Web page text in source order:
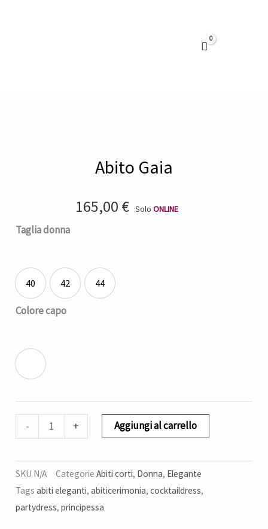
Abito Gaia
165,00 € Solo ONLINE
Taglia donna
40
40
42
42
44
44
Colore capo
Rosa
-
Abito
+ Aggiungi al carrello
SKU N/A Categorie Abiti corti, Donna, Elegante
Tags abiti eleganti, abiticerimonia, cocktaildress,
partydress, principessa